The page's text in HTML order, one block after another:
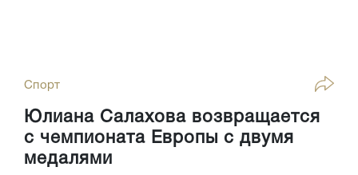
Спорт
Юлиана Салахова возвращается
с чемпионата Европы с двумя
медалями